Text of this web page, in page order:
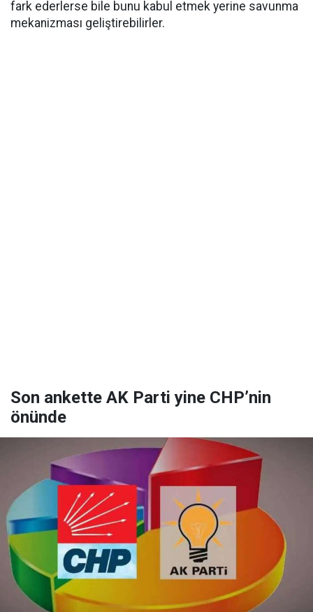
fark ederlerse bile bunu kabul etmek yerine savunma
mekanizması geliştirebilirler.
Son ankette AK Parti yine CHP’nin
önünde